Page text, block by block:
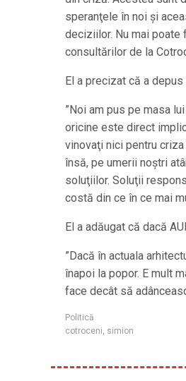
speranţele în noi şi
deciziilor. Nu mai poate
consultărilor de la
El a precizat că a
”Noi am pus pe masa
oricine este direct
vinovaţi nici pentru
însă, pe umerii noştri
soluţiilor. Soluţii
costă din ce în ce mai
El a adăugat că dacă
”Dacă în actuala
înapoi la popor. E mult
face decât să
Politică
cotroceni, simion